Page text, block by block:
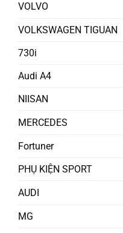
VOLVO
VOLKSWAGEN TIGUAN
730i
Audi A4
NIISAN
MERCEDES
Fortuner
PHỤ KIỆN SPORT
AUDI
MG